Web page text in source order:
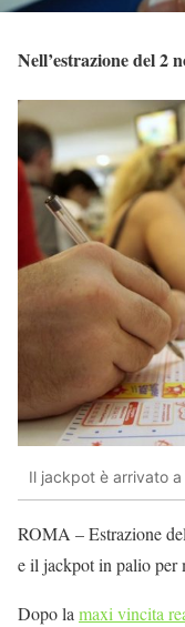
Nell’estrazione del 2
Il jackpot è arrivato a
ROMA – Estrazione
e il jackpot in palio per
Dopo lamaxi vincita